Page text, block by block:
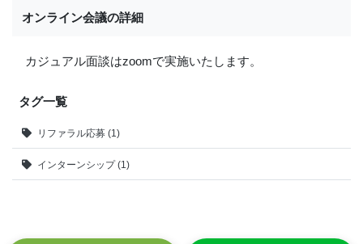
オンライン会議の詳細
カジュアル面談はzoomで実施いたします。
タグ一覧
リファラル応募 (1)
インターンシップ (1)